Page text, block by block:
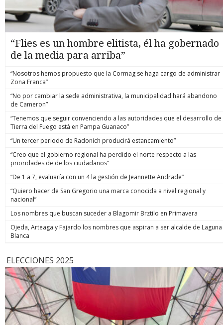
“Flies es un hombre elitista, él ha gobernado
de la media para arriba”
“Nosotros hemos propuesto que la Cormag se haga cargo de administrar
Zona Franca”
“No por cambiar la sede administrativa, la municipalidad hará abandono
de Cameron”
“Tenemos que seguir convenciendo a las autoridades que el desarrollo de
Tierra del Fuego está en Pampa Guanaco”
“Un tercer periodo de Radonich producirá estancamiento”
“Creo que el gobierno regional ha perdido el norte respecto a las
prioridades de de los ciudadanos”
“De 1 a 7, evaluaría con un 4 la gestión de Jeannette Andrade”
“Quiero hacer de San Gregorio una marca conocida a nivel regional y
nacional”
Los nombres que buscan suceder a Blagomir Brztilo en Primavera
Ojeda, Arteaga y Fajardo los nombres que aspiran a ser alcalde de Laguna
Blanca
ELECCIONES 2025